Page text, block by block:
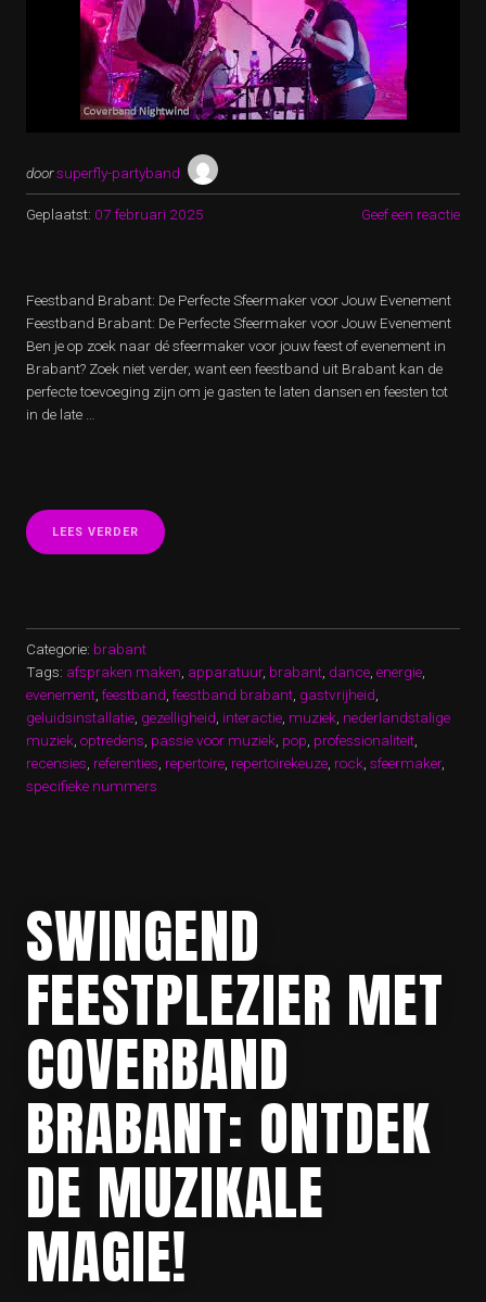
doorsuperfly-partyband
Geplaatst: 07 februari 2025 Geef een reactie
Feestband Brabant: De Perfecte Sfeermaker voor Jouw Evenement
Feestband Brabant: De Perfecte Sfeermaker voor Jouw Evenement
Ben je op zoek naar dé sfeermaker voor jouw feest of evenement in
Brabant? Zoek niet verder, want een feestband uit Brabant kan de
perfecte toevoeging zijn om je gasten te laten dansen en feesten tot
in de late …
LEES VERDER “SWINGEND
FEESTPLEZIER
UIT
Categorie: brabant
Tags: afspraken maken apparatuur, brabant dance energie
evenement feestband feestband brabant gastvrijheid
geluidsinstallatie gezelligheid interactie muziek nederlandstalige
muziek optredens passie voor muziek pop professionaliteit
recensies referenties repertoire repertoirekeuze rock sfeermaker,
specifieke nummers
SWINGEND
FEESTPLEZIER MET
COVERBAND
BRABANT: ONTDEK
DE MUZIKALE
MAGIE!